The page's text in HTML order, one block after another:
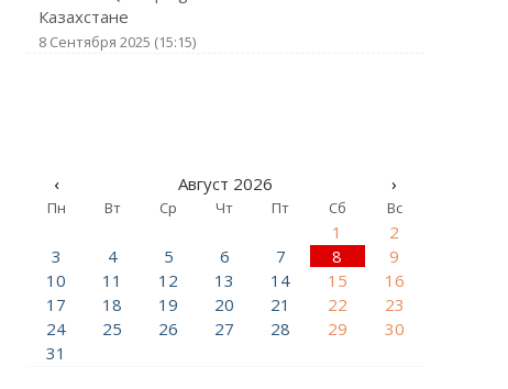
Казахстане
8 Сентября 2025 (15:15)
‹ Август 2026 ›
Пн Вт Ср Чт Пт Сб Вс
1
2
3
4 5 6 7 8
9
10
11 12 13 14 15
16
17
18 19 20 21 22
23
24
25 26 27 28 29
30
31